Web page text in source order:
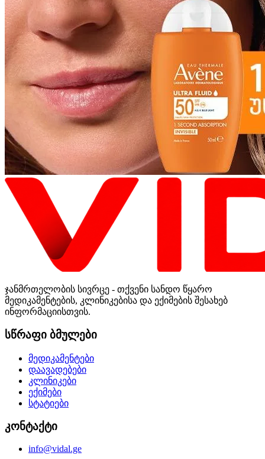
ჯანმრთელობის სივრცე - თქვენი სანდო წყარო
მედიკამენტების, კლინიკებისა და ექიმების შესახებ
ინფორმაციისთვის.
სწრაფი ბმულები
მედიკამენტები
დაავადებები
კლინიკები
ექიმები
სტატიები
კონტაქტი
info@vidal.ge